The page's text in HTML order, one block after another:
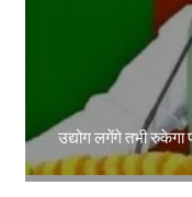
उद्योग लगेंगे तभी
Amit Lekh